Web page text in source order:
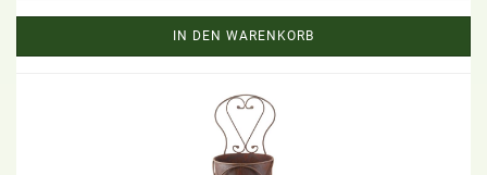
IN DEN WARENKORB